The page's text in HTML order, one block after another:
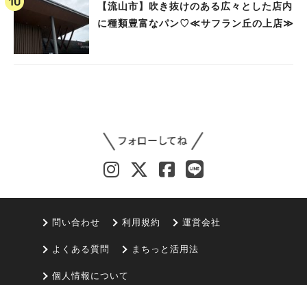
【流山市】吹き抜けのある広々とした店内
に種類豊富なパン♡≪サフラン丘の上店≫
問い合わせ 利用規約 運営会社
よくある質問 まちっと活用法
個人情報について